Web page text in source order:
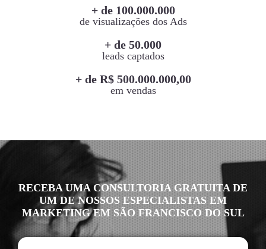
+ de 100.000.000
de visualizações dos Ads
+ de 50.000
leads captados
+ de R$ 500.000.000,00
em vendas
RECEBA UMA CONSULTORIA GRATUITA DE
UM DE NOSSOS ESPECIALISTAS EM
MARKETING EM SÃO FRANCISCO DO SUL